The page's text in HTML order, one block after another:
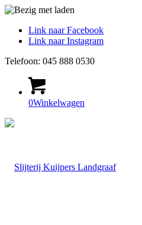
Link naar Facebook
Link naar Instagram
Telefoon: 045 888 0530
0Winkelwagen